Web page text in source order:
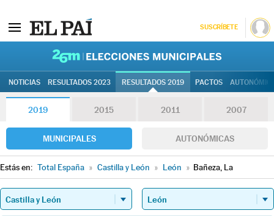
SUSCRÍBETE
NOTICIAS RESULTADOS 2023 RESULTADOS 2019 PACTOS
2019 2015 2011 2007
MUNICIPALES AUTONÓMICAS
Estás en: Total España » Castilla y León » León » Bañeza, La